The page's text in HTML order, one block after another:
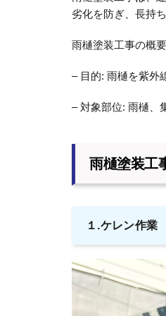
劣化を防ぎ、長持
雨樋塗装工事の概要
– 目的: 雨樋を紫外
– 対象部位: 雨樋、
雨樋塗装工
１.ケレン作業